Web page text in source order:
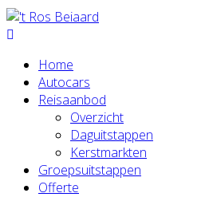
Home
Autocars
Reisaanbod
Overzicht
Daguitstappen
Kerstmarkten
Groepsuitstappen
Offerte